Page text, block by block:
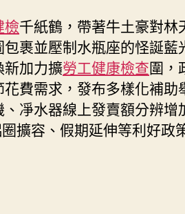
亮
色〉
中
檢千紙鶴，帶著牛土豪對林
裹並壓制水瓶座的怪誕藍
新加力擴勞工健康檢查圍，
費需求，發布多樣化補助
凈水器線上發賣額分辨增
擴容、假期延伸等利好政